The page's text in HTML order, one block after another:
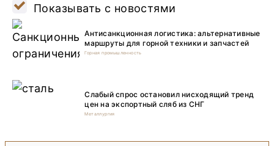
Показывать с новостями
Антисанкционная логистика: альтернативные
маршруты для горной техники и запчастей
Горная промышленность
Слабый спрос остановил нисходящий тренд
цен на экспортный сляб из СНГ
Металлургия